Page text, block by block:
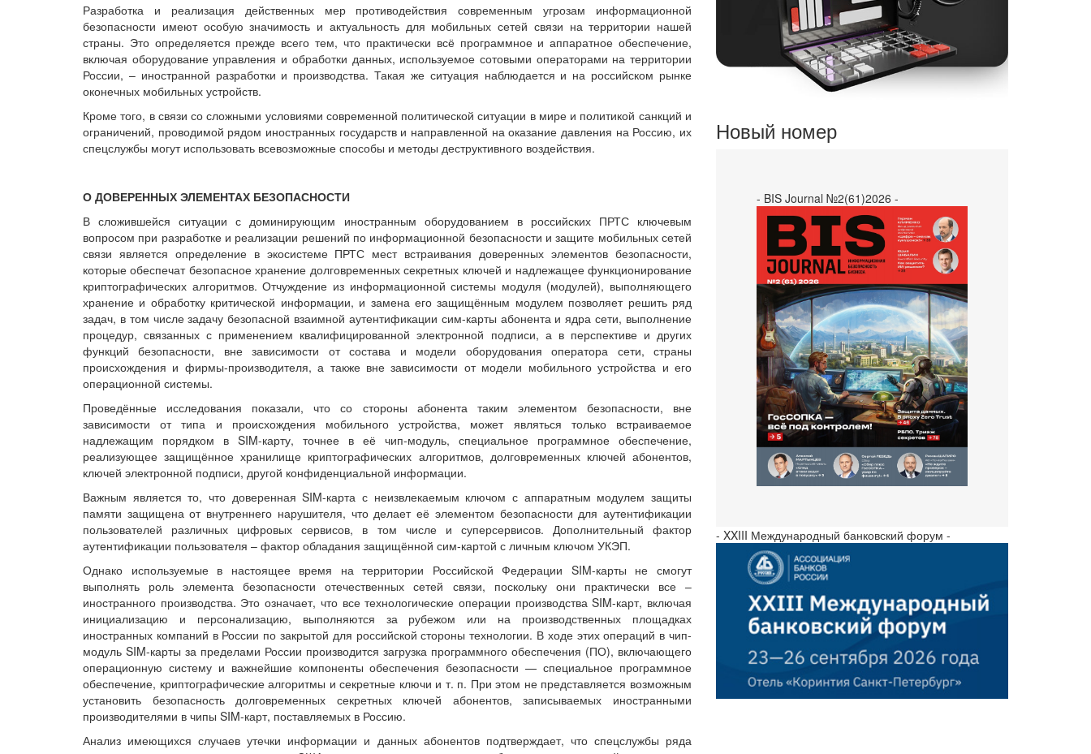
Разработка и реализация действенных мер противодействия современным угрозам информационной
безопасности имеют особую значимость и актуальность для мобильных сетей связи на территории нашей
страны. Это определяется прежде всего тем, что практически всё программное и аппаратное обеспечение,
включая оборудование управления и обработки данных, используемое сотовыми операторами на территории
России, – иностранной разработки и производства. Такая же ситуация наблюдается и на российском рынке
оконечных мобильных устройств.
Кроме того, в связи со сложными условиями современной политической ситуации в мире и политикой санкций и
ограничений, проводимой рядом иностранных государств и направленной на оказание давления на Россию, их
спецслужбы могут использовать всевозможные способы и методы деструктивного воздействия.
О ДОВЕРЕННЫХ ЭЛЕМЕНТАХ БЕЗОПАСНОСТИ
В сложившейся ситуации с доминирующим иностранным оборудованием в российских ПРТС ключевым
вопросом при разработке и реализации решений по информационной безопасности и защите мобильных сетей
связи является определение в экосистеме ПРТС мест встраивания доверенных элементов безопасности,
которые обеспечат безопасное хранение долговременных секретных ключей и надлежащее функционирование
криптографических алгоритмов. Отчуждение из информационной системы модуля (модулей), выполняющего
хранение и обработку критической информации, и замена его защищённым модулем позволяет решить ряд
задач, в том числе задачу безопасной взаимной аутентификации сим-карты абонента и ядра сети, выполнение
процедур, связанных с применением квалифицированной электронной подписи, а в перспективе и других
функций безопасности, вне зависимости от состава и модели оборудования оператора сети, страны
происхождения и фирмы-производителя, а также вне зависимости от модели мобильного устройства и его
операционной системы.
Проведённые исследования показали, что со стороны абонента таким элементом безопасности, вне
зависимости от типа и происхождения мобильного устройства, может являться только встраиваемое
надлежащим порядком в SIM-карту, точнее в её чип-модуль, специальное программное обеспечение,
реализующее защищённое хранилище криптографических алгоритмов, долговременных ключей абонентов,
ключей электронной подписи, другой конфиденциальной информации.
Важным является то, что доверенная SIM-карта с неизвлекаемым ключом с аппаратным модулем защиты
памяти защищена от внутреннего нарушителя, что делает её элементом безопасности для аутентификации
пользователей различных цифровых сервисов, в том числе и суперсервисов. Дополнительный фактор
аутентификации пользователя – фактор обладания защищённой сим-картой с личным ключом УКЭП.
Однако используемые в настоящее время на территории Российской Федерации SIM-карты не смогут
выполнять роль элемента безопасности отечественных сетей связи, поскольку они практически все –
иностранного производства. Это означает, что все технологические операции производства SIM-карт, включая
инициализацию и персонализацию, выполняются за рубежом или на производственных площадках
иностранных компаний в России по закрытой для российской стороны технологии. В ходе этих операций в чип-
модуль SIM-карты за пределами России производится загрузка программного обеспечения (ПО), включающего
операционную систему и важнейшие компоненты обеспечения безопасности — специальное программное
обеспечение, криптографические алгоритмы и секретные ключи и т. п. При этом не представляется возможным
установить безопасность долговременных секретных ключей абонентов, записываемых иностранными
производителями в чипы SIM-карт, поставляемых в Россию.
Анализ имеющихся случаев утечки информации и данных абонентов подтверждает, что спецслужбы ряда
Новый номер
- BIS Journal №2(61)2026 -
- XXIII Международный банковский форум -